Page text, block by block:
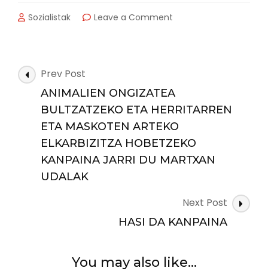
Sozialistak Leave a Comment
ITSASOAREN
ZAINTZAREKIN
KONPROMETITUTA
Post
Navigation
Prev Post
ANIMALIEN ONGIZATEA
BULTZATZEKO ETA HERRITARREN
ETA MASKOTEN ARTEKO
ELKARBIZITZA HOBETZEKO
KANPAINA JARRI DU MARTXAN
UDALAK
Next Post
HASI DA KANPAINA
You may also like...